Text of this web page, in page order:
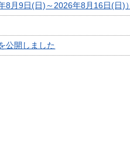
8月9日(日)～2026年8月16日(日)）
公開しました